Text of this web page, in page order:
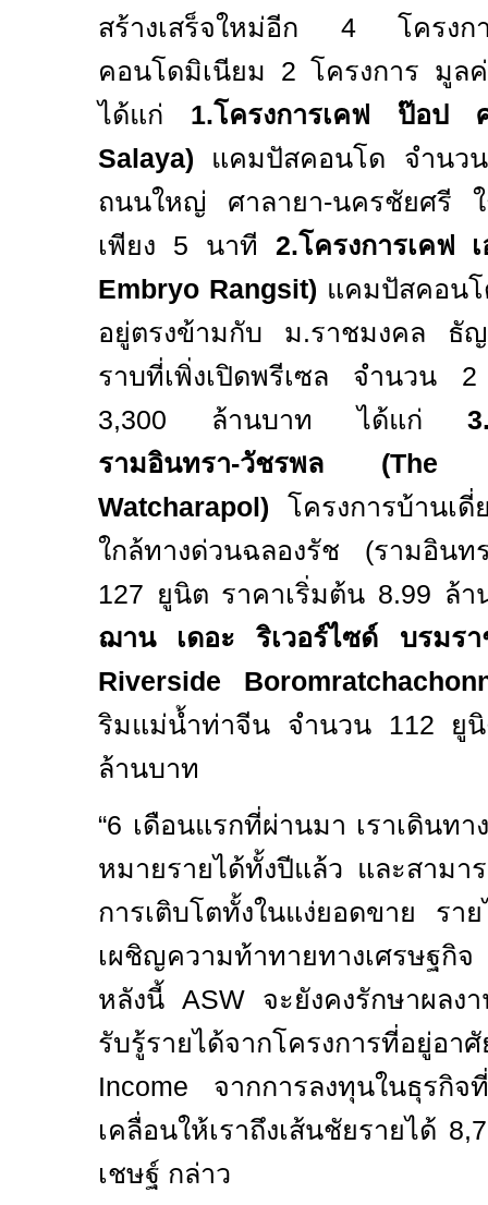
สร้างเสร็จใหม่อีก 4โครง
คอนโดมิเนียม 2โครงการ มูล
ได้แก่ 1.โครงการเคฟ ป๊อป
Salaya)
แคมปัสคอนโด จำน
ถนนใหญ่ ศาลายา-นครชัยศรี
เพียง 5 นาที 2.โครงการเคฟ
Embryo Rangsit) แคมปัสคอน
อยู่ตรงข้ามกับ ม.ราชมงคล ธั
ราบที่เพิ่งเปิดพรีเซล จำนวน
3,300 ล้านบาท ได้แก่
รามอินทรา-วัชรพล (The
Watcharapol)
โครงการบ้านเ
ใกล้ทางด่วนฉลองรัช (รามอินท
127 ยูนิต ราคาเริ่มต้น 8.99 ล้
ฌาน เดอะ ริเวอร์ไซด์ บรมร
Riverside
ริมแม่น้ำท่าจีน จำนวน 112 ยู
ล้านบาท
“6 เดือนแรกที่ผ่านมา เราเดินทา
หมายรายได้ทั้งปีแล้ว และสาม
การเติบโตทั้งในแง่ยอดขาย ร
เผชิญความท้าทายทางเศรษฐกิ
หลังนี้ ASW จะยังคงรักษาผลง
รับรู้รายได้จากโครงการที่อ
Income จากการลงทุนในธุรกิ
เคลื่อนให้เราถึงเส้นชัยรายได้
เชษฐ์ กล่าว